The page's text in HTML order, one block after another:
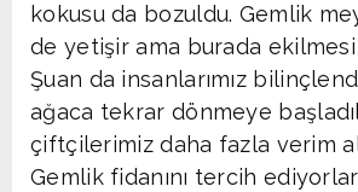
kokusu da bozuldu. Gemlik
de yetişir ama burada ekilmesi
Şuan da insanlarımız
ağaca tekrar dönmeye
çiftçilerimiz daha fazla verim
Gemlik fidanını tercih